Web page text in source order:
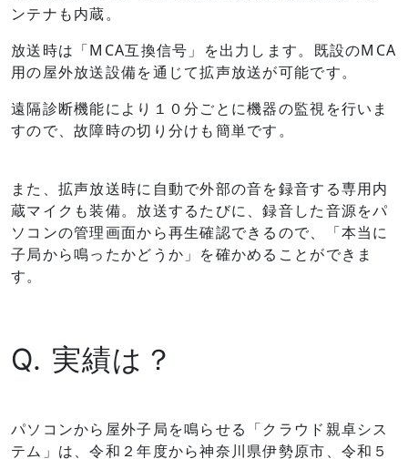
ンテナも内蔵。
放送時は「MCA互換信号」を出力します。既設のMCA
用の屋外放送設備を通じて拡声放送が可能です。
遠隔診断機能により１０分ごとに機器の監視を行いま
すので、故障時の切り分けも簡単です。
また、拡声放送時に自動で外部の音を録音する専用内
蔵マイクも装備。放送するたびに、録音した音源をパ
ソコンの管理画面から再生確認できるので、「本当に
子局から鳴ったかどうか」を確かめることができま
す。
Q. 実績は？
パソコンから屋外子局を鳴らせる「クラウド親卓シス
テム」は、令和２年度から神奈川県伊勢原市、令和５